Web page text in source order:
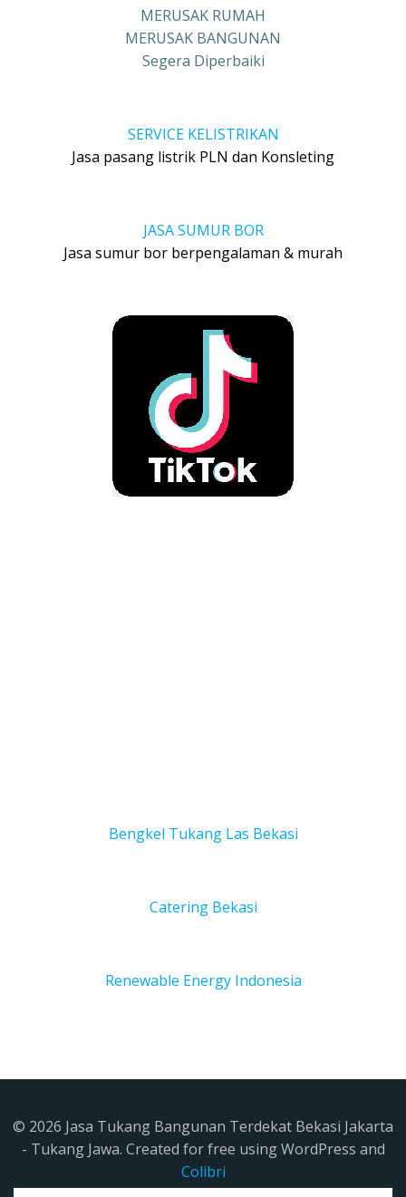
MERUSAK RUMAH
MERUSAK BANGUNAN
Segera Diperbaiki
SERVICE KELISTRIKAN
Jasa pasang listrik PLN dan Konsleting
JASA SUMUR BOR
Jasa sumur bor berpengalaman & murah
Bengkel Tukang Las Bekasi
Catering Bekasi
Renewable Energy Indonesia
© 2026 Jasa Tukang Bangunan Terdekat Bekasi Jakarta
- Tukang Jawa. Created for free using WordPress and
Colibri